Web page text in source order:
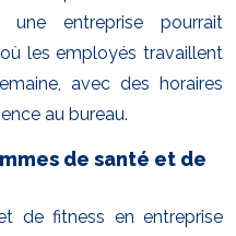
une entreprise pourrait
les employés travaillent
avec des horaires
au bureau.
de santé et de
de fitness en entreprise